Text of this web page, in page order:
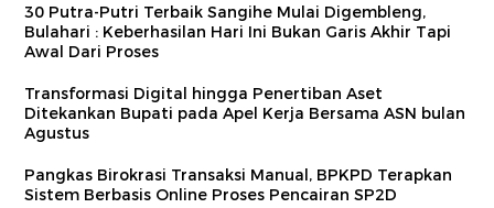
30 Putra-Putri Terbaik Sangihe Mulai Digembleng,
Bulahari : Keberhasilan Hari Ini Bukan Garis Akhir Tapi
Awal Dari Proses
Transformasi Digital hingga Penertiban Aset
Ditekankan Bupati pada Apel Kerja Bersama ASN bulan
Agustus
Pangkas Birokrasi Transaksi Manual, BPKPD Terapkan
Sistem Berbasis Online Proses Pencairan SP2D